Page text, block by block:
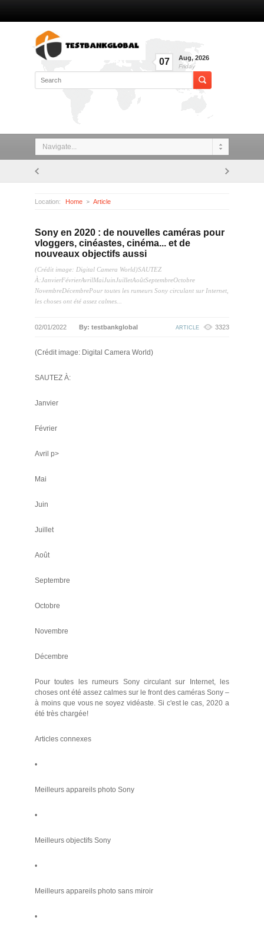
07 Aug, 2026
Friday
Navigate...
Location: Home Article
Sony en 2020 : de nouvelles caméras pour
vloggers, cinéastes, cinéma... et de
nouveaux objectifs aussi
(Crédit image: Digital Camera World)SAUTEZ
À:JanvierFévrierAvrilMaiJuinJuilletAoûtSeptembreOctobre
NovembreDécembrePour toutes les rumeurs Sony circulant sur Internet,
les choses ont été assez calmes...
02/01/2022 By: testbankglobal ARTICLE 3323
(Crédit image: Digital Camera World)
SAUTEZ À:
Janvier
Février
Avril p>
Mai
Juin
Juillet
Août
Septembre
Octobre
Novembre
Décembre
Pour toutes les rumeurs Sony circulant sur Internet, les
choses ont été assez calmes sur le front des caméras Sony –
à moins que vous ne soyez vidéaste. Si c'est le cas, 2020 a
été très chargée!
Articles connexes
•
Meilleurs appareils photo Sony
•
Meilleurs objectifs Sony
•
Meilleurs appareils photo sans miroir
•